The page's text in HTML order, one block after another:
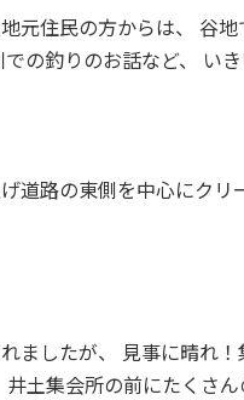
元住民の方からは、 谷
の釣りのお話など、 い
道路の東側を中心にク
ましたが、 見事に晴れ！
井土集会所の前にたくさ